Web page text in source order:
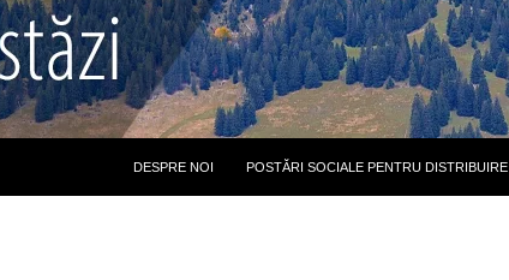
DESPRE NOI POSTĂRI SOCIALE PENTRU DISTRIBUIRE